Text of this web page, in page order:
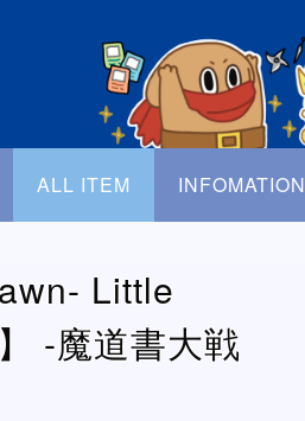
ALL ITEM INFOMATION
Little
-魔道書大戦